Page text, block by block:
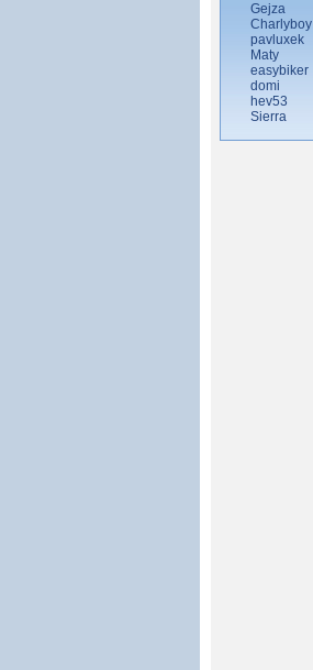
Gejza
Charlyboy
pavluxek
Maty
easybiker
domi
hev53
Sierra